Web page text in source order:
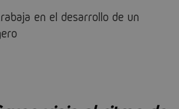
en el desarrollo de un